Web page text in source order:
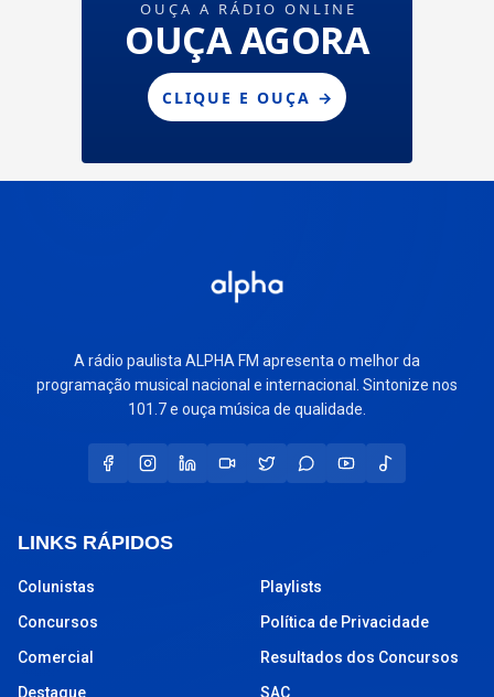
A rádio paulista ALPHA FM apresenta o melhor da
programação musical nacional e internacional. Sintonize nos
101.7 e ouça música de qualidade.
LINKS RÁPIDOS
Colunistas
Concursos
Comercial
Destaque
Playlists
Política de Privacidade
Resultados dos Concursos
SAC